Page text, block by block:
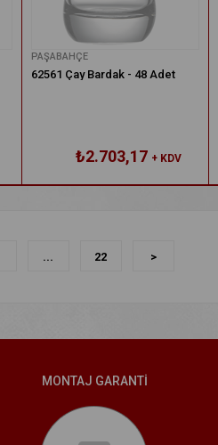
PAŞABAHÇE
62561 Çay Bardak - 48 Adet
₺2.703,17 + KDV
... 22 >
MONTAJ GARANTİ